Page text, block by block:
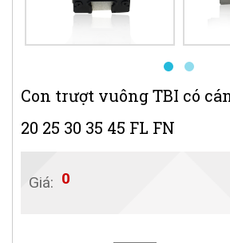
Con trượt vuông TBI có
20 25 30 35 45 FL FN
Giá: 0